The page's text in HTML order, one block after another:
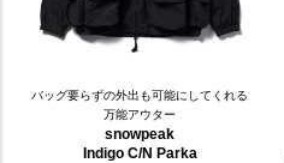
バッグ要らずの外出も可能にしてくれる
万能アウター
snowpeak
Indigo C/N Parka